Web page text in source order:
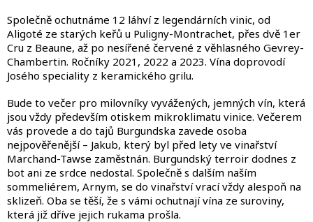
Společně ochutnáme 12 láhví z legendárních vinic, od
Aligoté ze starých keřů u Puligny-Montrachet, přes dvě 1er
Cru z Beaune, až po nesířené červené z věhlasného Gevrey-
Chambertin. Ročníky 2021, 2022 a 2023. Vína doprovodí
Josého speciality z keramického grilu.
Bude to večer pro milovníky vyvážených, jemných vín, která
jsou vždy především otiskem mikroklimatu vinice. Večerem
vás provede a do tajů Burgundska zavede osoba
nejpověřenější – Jakub, který byl před lety ve vinařství
Marchand-Tawse zaměstnán. Burgundský terroir dodnes z
bot ani ze srdce nedostal. Společně s dalším naším
sommeliérem, Arnym, se do vinařství vrací vždy alespoň na
sklizeň. Oba se těší, že s vámi ochutnají vína ze suroviny,
která již dříve jejich rukama prošla.